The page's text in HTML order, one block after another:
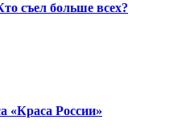
съел больше всех?
«Краса России»